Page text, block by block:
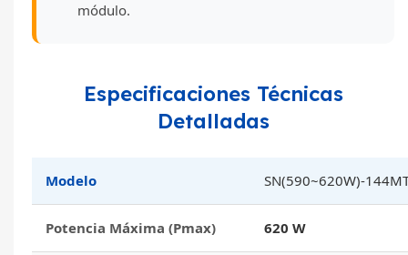
módulo.
Especificaciones Técnicas
Detalladas
Modelo SN(590~620W)-
Potencia Máxima (Pmax) 620 W